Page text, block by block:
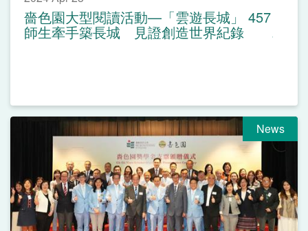
嗇色園大型閱讀活動—「雲遊長城」 457
師生牽手築長城 見證創造世界紀錄
News